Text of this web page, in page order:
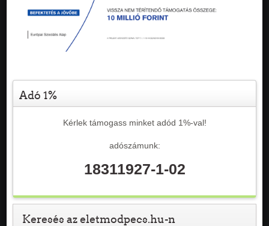
Adó 1%
Kérlek támogass minket adód 1%-val!
adószámunk:
18311927-1-02
Keresés az eletmodpecs.hu-n